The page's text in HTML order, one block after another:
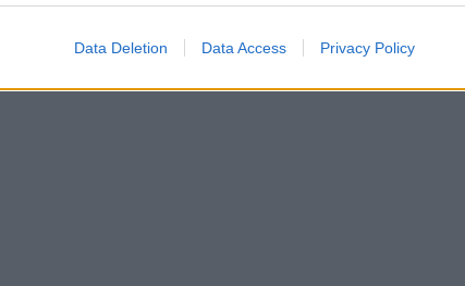
functionality and fraud prevention, and other user protection.
Data Deletion Data Access Privacy Policy